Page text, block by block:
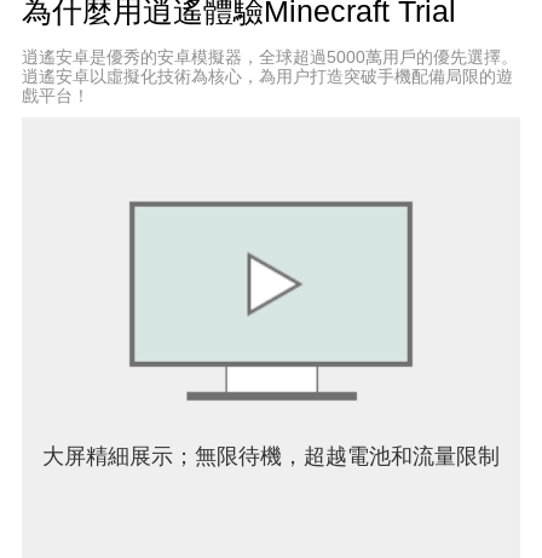
為什麼用逍遙體驗Minecraft Trial
逍遙安卓是優秀的安卓模擬器，全球超過5000萬用戶的優先選擇。
逍遙安卓以虛擬化技術為核心，為用户打造突破手機配備局限的遊
戲平台！
大屏精細展示；無限待機，超越電池和流量限制